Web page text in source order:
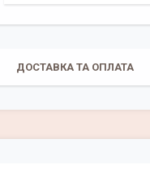
ДОСТАВКА ТА ОПЛАТА